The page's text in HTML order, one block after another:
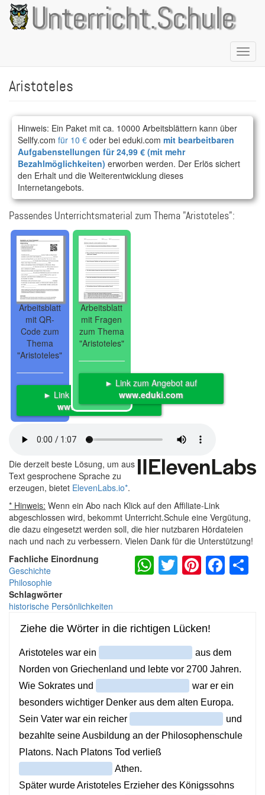
Direkt
zum
Inhalt
Unterricht.Schule
Aristoteles
Hinweis: Ein Paket mit ca. 10000 Arbeitsblättern kann über
Sellfy.com für 10 € oder bei eduki.com mit bearbeitbaren
Aufgabenstellungen für 24,99 € (mit mehr
Bezahlmöglichkeiten) erworben werden. Der Erlös sichert
den Erhalt und die Weiterentwicklung dieses
Internetangebots.
Passendes Unterrichtsmaterial zum Thema "Aristoteles":
Arbeitsblatt
mit QR-
Code zum
Thema
"Aristoteles"
► Link zum Angebot auf
www.eduki.com
Arbeitsblatt
mit Fragen
zum Thema
"Aristoteles"
► Link zum Angebot auf
www.eduki.com
Die derzeit beste Lösung, um aus
Text gesprochene Sprache zu
erzeugen, bietet ElevenLabs.io*.
* Hinweis: Wenn ein Abo nach Klick auf den Affiliate-Link
abgeschlossen wird, bekommt Unterricht.Schule eine Vergütung,
die dazu eingesetzt werden soll, die hier nutzbaren Hördateien
nach und nach zu verbessern. Vielen Dank für die Unterstützung!
Fachliche Einordnung
Geschichte
Philosophie
Schlagwörter
historische Persönlichkeiten
WhatsApp
Twitter